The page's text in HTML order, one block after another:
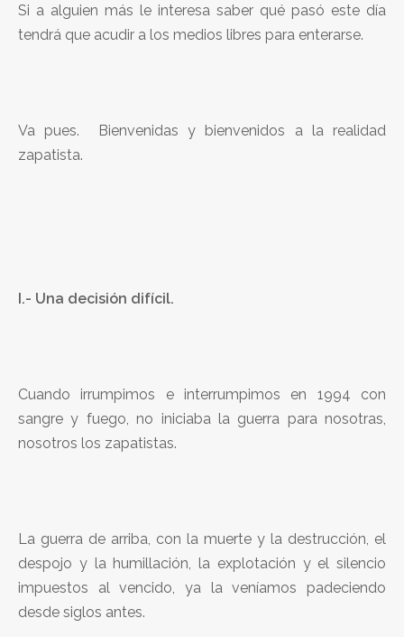
Si a alguien más le interesa saber qué pasó este día
tendrá que acudir a los medios libres para enterarse.
Va pues. Bienvenidas y bienvenidos a la realidad
zapatista.
I.- Una decisión difícil.
Cuando irrumpimos e interrumpimos en 1994 con
sangre y fuego, no iniciaba la guerra para nosotras,
nosotros los zapatistas.
La guerra de arriba, con la muerte y la destrucción, el
despojo y la humillación, la explotación y el silencio
impuestos al vencido, ya la veníamos padeciendo
desde siglos antes.